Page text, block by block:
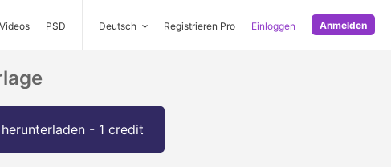
PSD Deutsch Registrieren Pro Einloggen Anmelden
- 1 credit